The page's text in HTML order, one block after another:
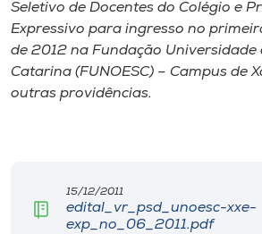
CPA
Biblioteca
Seletivo de Docentes do Colégio e
Expressivo para ingresso no
de 2012 na Fundação Universidade
Catarina (FUNOESC) – Campus de
outras providências.
15/12/2011
edital_vr_psd_unoesc-xxe-
exp_no_06_2011.pdf